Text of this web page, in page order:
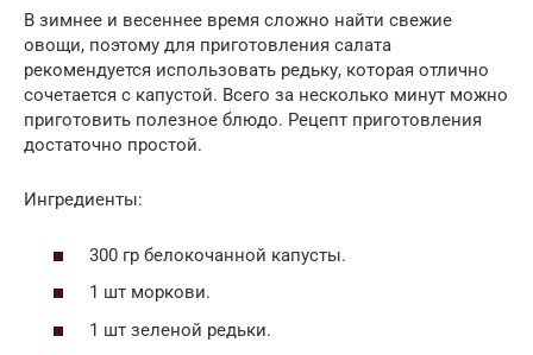
В зимнее и весеннее время сложно найти свежие
овощи, поэтому для приготовления салата
рекомендуется использовать редьку, которая отлично
сочетается с капустой. Всего за несколько минут можно
приготовить полезное блюдо. Рецепт приготовления
достаточно простой.
Ингредиенты:
300 гр белокочанной капусты.
1 шт моркови.
1 шт зеленой редьки.